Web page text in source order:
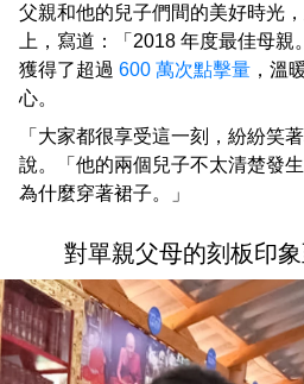
父親和他的兒子們間的美好時光
上，寫道：「2018 年度最佳母親
獲得了超過 600 萬次點擊量 ，溫
心。
「大家都很享受這一刻，紛紛笑
說。「他的兩個兒子不太清楚發
為什麼穿著裙子。」
對單親父母的刻板印象